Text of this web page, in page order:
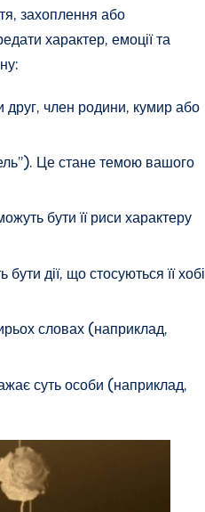
захоплення або
характер, емоції та
друг, член родини, кумир або
Це стане темою вашого
бути її риси характеру
дії, що стосуються її хобі
словах (наприклад,
суть особи (наприклад,